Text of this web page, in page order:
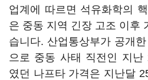
업계에 따르면 석유화학의
은 중동 지역 긴장 고조 이후
습니다. 산업통상부가 공개
으로 중동 사태 직전인 지난
였던 나프타 가격은 지난달